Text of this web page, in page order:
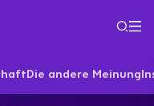
Die andere Meinung